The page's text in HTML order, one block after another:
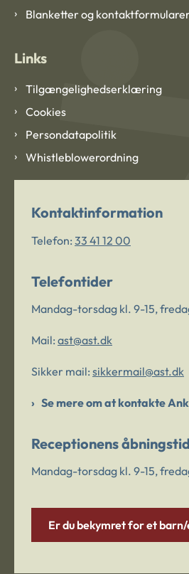
Blanketter og
Links
Tilgængelighedserklæring
Cookies
Persondatapolitik
Whistleblowerordning
Kontaktinformation
Telefon: 33 41 12 00
Telefontider
Mandag-torsdag kl. 9-15,
Mail: ast@ast.dk
Sikker mail: sikkermail@ast.dk
Se mere om at kontakte
Receptionens
Mandag-torsdag kl. 9-15,
Er du bekymret for et barn/